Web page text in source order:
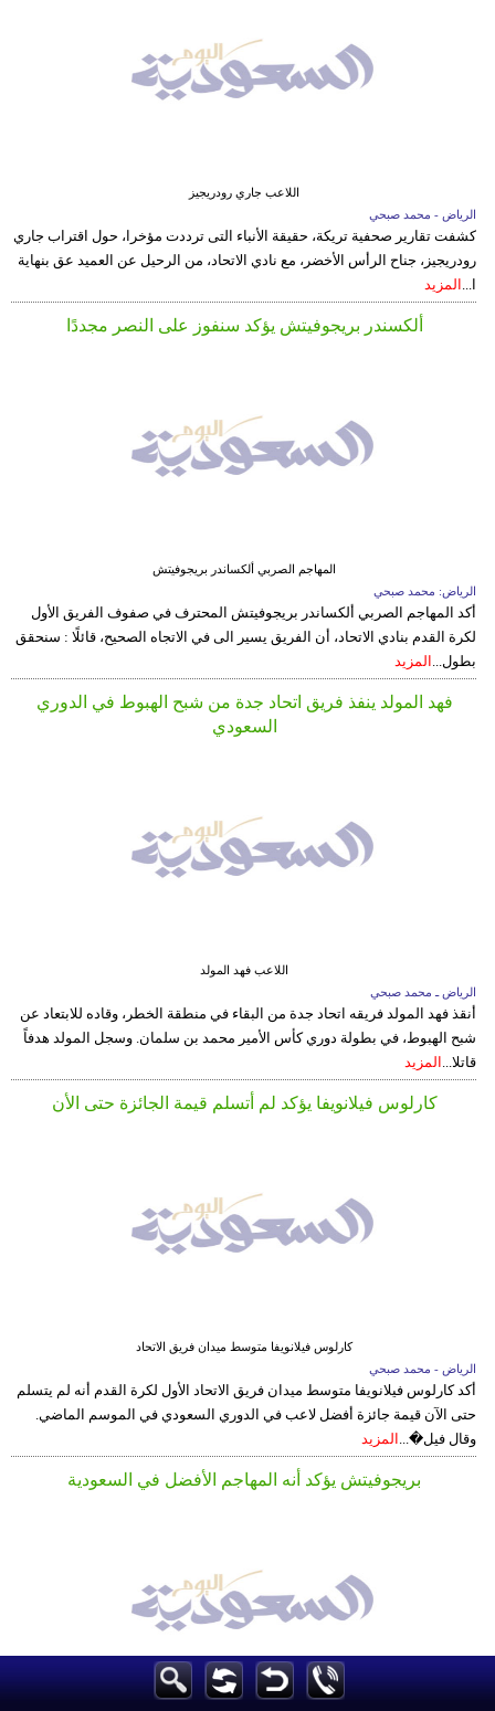
اللاعب جاري رودريجيز
الرياض - محمد صبحي
كشفت تقارير صحفية تريكة، حقيقة الأنباء التى ترددت مؤخرا، حول اقتراب جاري
رودريجيز، جناح الرأس الأخضر، مع نادي الاتحاد، من الرحيل عن العميد عق بنهاية
ا... المزيد
ألكسندر بريجوفيتش يؤكد سنفوز على النصر مجددًا
المهاجم الصربي ألكساندر بريجوفيتش
الرياض: محمد صبحي
أكد المهاجم الصربي ألكساندر بريجوفيتش المحترف في صفوف الفريق الأول
لكرة القدم بنادي الاتحاد، أن الفريق يسير الى في الاتجاه الصحيح، قائلًا : سنحقق
بطول... المزيد
فهد المولد ينفذ فريق اتحاد جدة من شبح الهبوط في الدوري
السعودي
اللاعب فهد المولد
الرياض ـ محمد صبحي
أنقذ فهد المولد فريقه اتحاد جدة من البقاء في منطقة الخطر، وقاده للابتعاد عن
شبح الهبوط، في بطولة دوري كأس الأمير محمد بن سلمان. وسجل المولد هدفاً
قاتلا... المزيد
كارلوس فيلانويفا يؤكد لم أتسلم قيمة الجائزة حتى الأن
كارلوس فيلانويفا متوسط ميدان فريق الاتحاد
الرياض - محمد صبحي
أكد كارلوس فيلانويفا متوسط ميدان فريق الاتحاد الأول لكرة القدم أنه لم يتسلم
حتى الآن قيمة جائزة أفضل لاعب في الدوري السعودي في الموسم الماضي.
وقال فيل�... المزيد
بريجوفيتش يؤكد أنه المهاجم الأفضل في السعودية